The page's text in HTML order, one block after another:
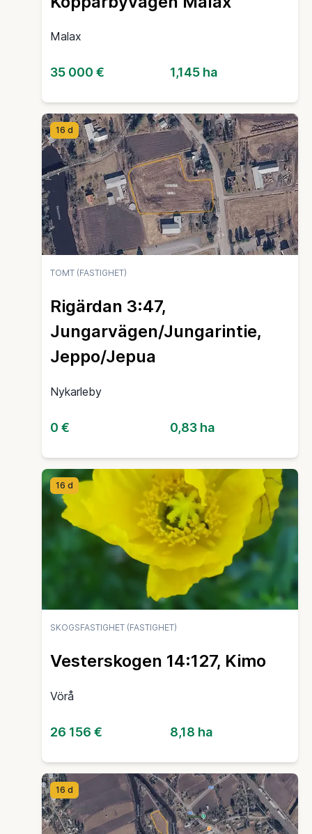
Malax
35 000 € 1,145 ha
16 d
TOMT (FASTIGHET)
Rigärdan 3:47,
Jungarvägen/Jungarintie,
Jeppo/Jepua
Nykarleby
0 € 0,83 ha
16 d
SKOGSFASTIGHET (FASTIGHET)
Vesterskogen 14:127, Kimo
Vörå
26 156 € 8,18 ha
16 d